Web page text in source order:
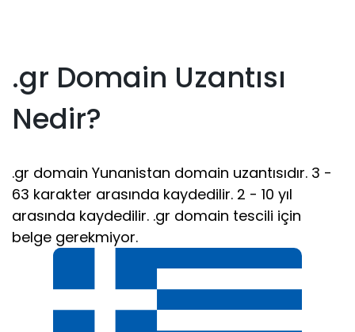
.gr Domain Uzantısı
Nedir?
.gr domain Yunanistan domain uzantısıdır. 3 -
63 karakter arasında kaydedilir. 2 - 10 yıl
arasında kaydedilir. .gr domain tescili için
belge gerekmiyor.